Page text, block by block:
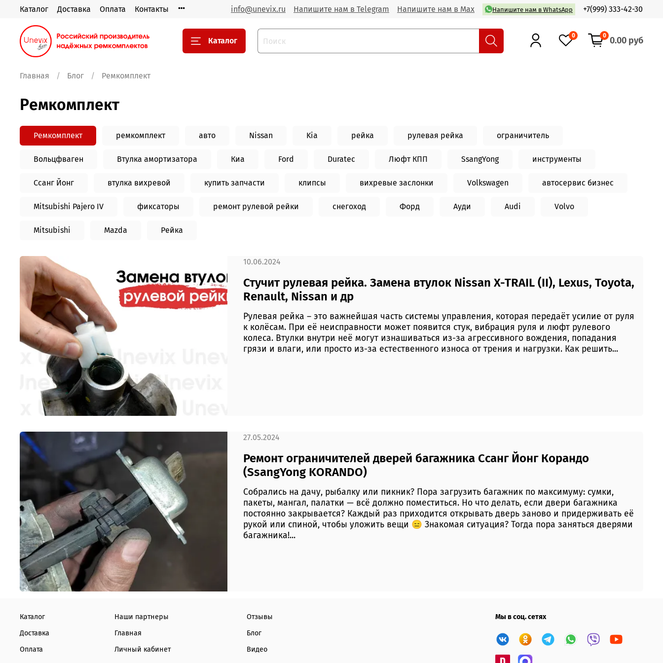
Каталог Доставка Оплата Контакты info@unevix.ru Напишите нам в Telegram Напишите нам в Max Напишите нам в WhatsApp +7(999) 333-42-30
Каталог
0 0 0.00 руб
Главная Блог Ремкомплект
Ремкомплект
Ремкомплект ремкомплект авто Nissan Kia рейка рулевая рейка ограничитель
Вольцфваген Втулка амортизатора Киа Ford Duratec Люфт КПП SsangYong инструменты
Ссанг Йонг втулка вихревой купить запчасти клипсы вихревые заслонки Volkswagen автосервис бизнес
Mitsubishi Pajero IV фиксаторы ремонт рулевой рейки снегоход Форд Ауди Audi Volvo
Mitsubishi Mazda Рейка
Стучит рулевая рейка. Замена втулок Nissan X-TRAIL (II), Lexus, Toyota,
Renault, Nissan и др
Рулевая рейка – это важнейшая часть системы управления, которая передаёт усилие от руля
к колёсам. При её неисправности может появится стук, вибрация руля и люфт рулевого
колеса. Втулки внутри неё могут изнашиваться из-за агрессивного вождения, попадания
грязи и влаги, или просто из-за естественного износа от трения и нагрузки. Как решить...
10.06.2024
Ремонт ограничителей дверей багажника Ссанг Йонг Корандо
(SsangYong KORANDO)
Собрались на дачу, рыбалку или пикник? Пора загрузить багажник по максимуму: сумки,
пакеты, мангал, палатки — всё должно поместиться. Но что делать, если двери багажника
постоянно закрывается? Каждый раз приходится открывать дверь заново и придерживать её
рукой или спиной, чтобы уложить вещи 😑 Знакомая ситуация? Тогда пора заняться дверями
багажника!...
27.05.2024
Каталог
Доставка
Оплата
Наши партнеры
Главная
Личный кабинет
Отзывы
Блог
Видео
Мы в соц. сетях